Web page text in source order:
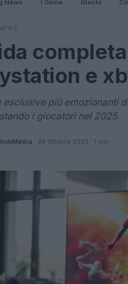
News I Game Giochi
e
esclusive più emozionanti
i giocatori nel 2025.
· 28 Ottobre 2025 · 1 min